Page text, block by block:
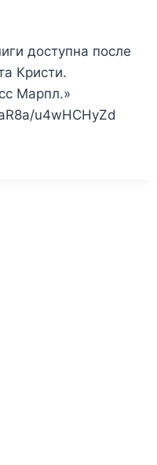
доступна после
Кристи.
Марпл.»
u4wHCHyZd